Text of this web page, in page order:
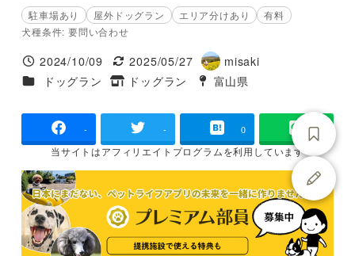
駐車場あり 屋外ドッグラン エリア分けあり
有料
犬種条件: 要問い合わせ
投稿日
2024/10/09
更新日
2025/05/27
著
者
misaki
施設ジャンル
ドッグラン
タグ
ドッグラン
タグ
富山県
- - 0
当サイトはアフィリエイトプログラムを利用しています